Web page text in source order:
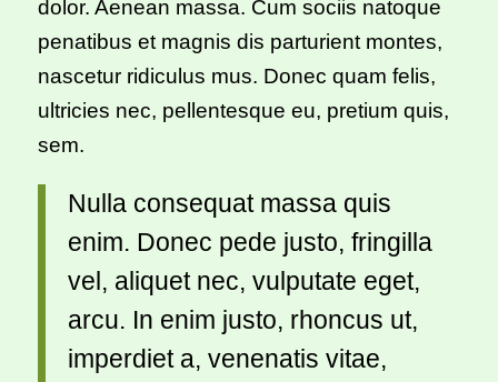
dolor. Aenean massa. Cum sociis natoque
penatibus et magnis dis parturient montes,
nascetur ridiculus mus. Donec quam felis,
ultricies nec, pellentesque eu, pretium quis,
sem.
Nulla consequat massa quis
enim. Donec pede justo, fringilla
vel, aliquet nec, vulputate eget,
arcu. In enim justo, rhoncus ut,
imperdiet a, venenatis vitae,